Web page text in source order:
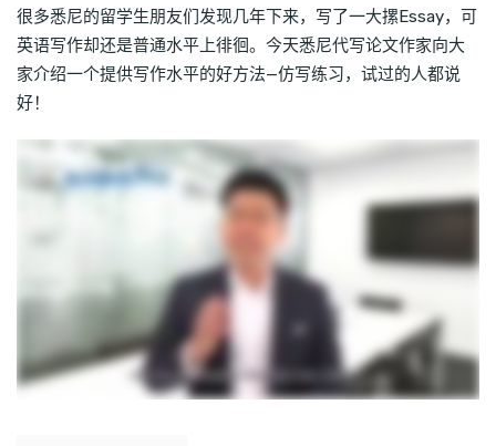
很多悉尼的留学生朋友们发现几年下来，写了一大摞Essay，可
英语写作却还是普通水平上徘徊。今天悉尼代写论文作家向大
家介绍一个提供写作水平的好方法—仿写练习，试过的人都说
好！